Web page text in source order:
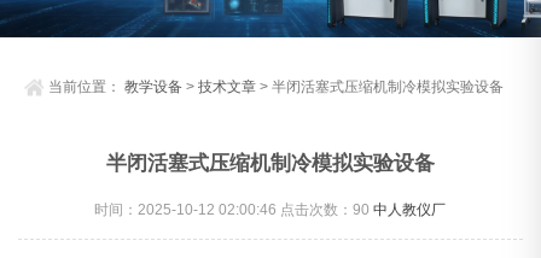
当前位置：教学设备 >技术文章 > 半闭活塞式压缩机制冷模拟实验设备
半闭活塞式压缩机制冷模拟实验设备
时间：2025-10-12 02:00:46 点击次数：90中人教仪厂